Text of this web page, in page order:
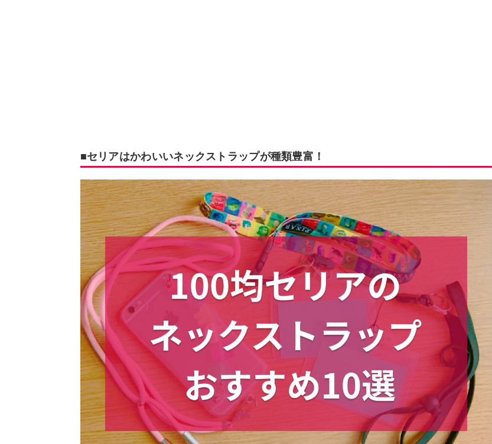
■セリアはかわいいネックストラップが種類豊富！